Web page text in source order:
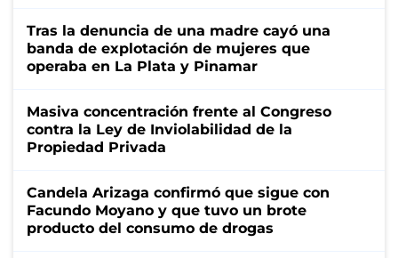
Tras la denuncia de una madre cayó una
banda de explotación de mujeres que
operaba en La Plata y Pinamar
Masiva concentración frente al Congreso
contra la Ley de Inviolabilidad de la
Propiedad Privada
Candela Arizaga confirmó que sigue con
Facundo Moyano y que tuvo un brote
producto del consumo de drogas